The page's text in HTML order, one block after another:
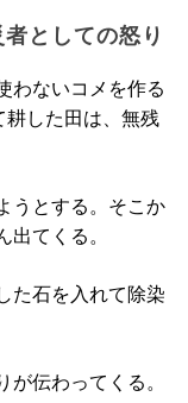
としての怒り
ないコメを作る
耕した田は、無残
うとする。そこか
出てくる。
た石を入れて除染
伝わってくる。